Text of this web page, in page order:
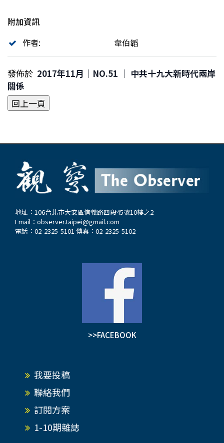
附加資訊
作者:
韋伯韜
發佈於 2017年11月｜NO.51 │ 中共十九大新時代兩岸
關係
地址：106台北市大安區信義路四段45號10樓之2
Email： observer.taipei@gmail.com
電話：02-2325-5101 傳真：02-2325-5102
>>FACEBOOK
我要投稿
聯絡我們
訂閱方案
1-10期雜誌